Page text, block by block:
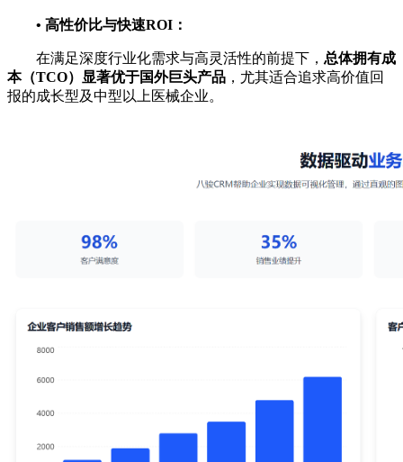
• 高性价比与快速ROI：
在满足深度行业化需求与高灵活性的前提下， 总体拥有成
本（TCO）显著优于国外巨头产品 ，尤其适合追求高价值回
报的成长型及中型以上医械企业。